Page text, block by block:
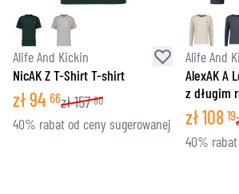
Alife And Kickin
NicAK Z T-Shirt T-shirt
zł94 66zł157 80
40% rabat od ceny sugerowanej
Alife And
AlexAK A
z długim
zł108 19
40%